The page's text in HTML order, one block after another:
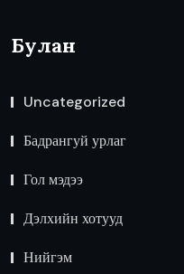
Булан
Uncategorized
Бадрангуй урлаг
Гол мэдээ
Дэлхийн хотууд
Нийгэм